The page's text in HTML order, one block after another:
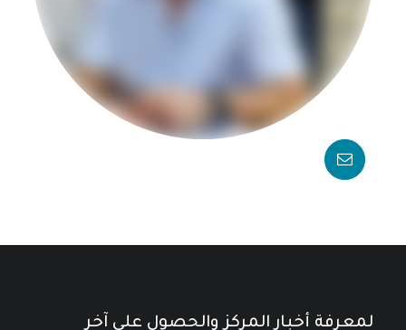
لمعرفة أخبار المركز والحصول على آخر